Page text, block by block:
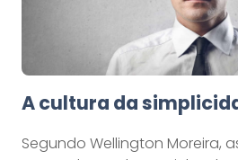
A cultura da
Segundo Wellington Moreira,